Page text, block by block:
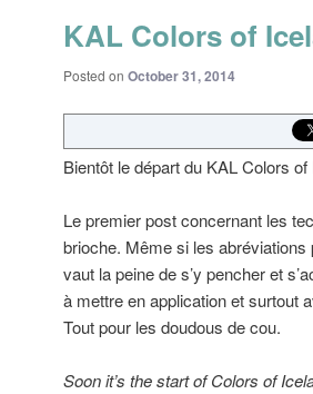
KAL Colors of
Posted on October 31, 2014
Bientôt le départ du KAL Colors of
Le premier post concernant les
brioche. Même si les
vaut la peine de s’y pencher et
à mettre en application et surtout
Tout pour les doudous de cou.
Soon it’s the start of Colors of